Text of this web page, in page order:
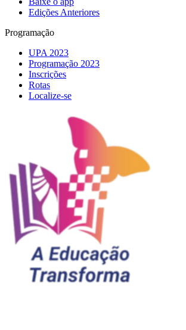
Edições Anteriores
Programação
UPA 2023
Programação 2023
Inscrições
Rotas
Localize-se